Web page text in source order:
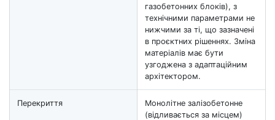
газобетонних блоків), з
технічними параметрами не
нижчими за ті, що зазначені
в проєктних рішеннях. Зміна
матеріалів має бути
узгоджена з адаптаційним
архітектором.
Перекриття
Монолітне залізобетонне
(відливається за місцем)